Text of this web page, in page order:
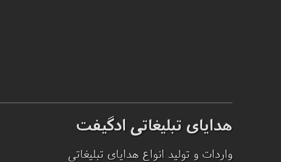
هدایای تبلیغاتی ادگیفت
واردات و تولید انواع هدایای تبلیغاتی